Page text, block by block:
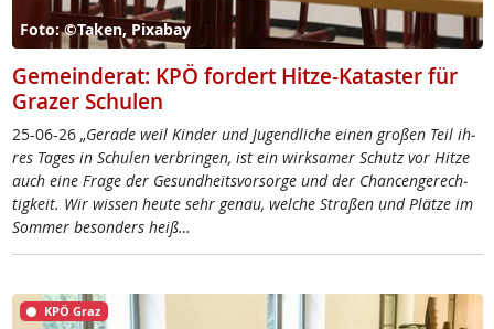
Foto: ©Taken, Pixabay
Gemeinderat: KPÖ fordert Hitze-Kataster für
Grazer Schulen
25-06-26 „Ge­ra­de weil Kin­der und Ju­gend­li­che ei­nen gro­ßen Teil ih­
res Ta­ges in Schu­len ver­brin­gen, ist ein wirk­sa­mer Schutz vor Hit­ze
auch ei­ne Fra­ge der Ge­sund­heits­vor­sor­ge und der Chan­cen­ge­rech­
tig­keit. Wir wis­sen heu­te sehr ge­nau, wel­che Stra­ßen und Plät­ze im
Som­mer be­son­ders heiß…
KPÖ Graz